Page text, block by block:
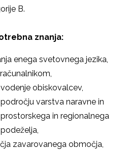
B.
znanja:
enega svetovnega jezika,
obiskovalcev,
varstva naravne in
in regionalnega
zavarovanega območja,